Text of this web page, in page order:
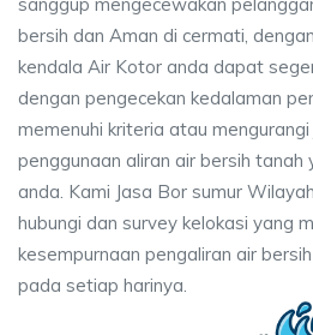
bersih dan Aman di cermati,
kendala Air Kotor anda dapat
dengan pengecekan kedalaman
memenuhi kriteria atau
penggunaan aliran air bersih
anda. Kami Jasa Bor sumur
hubungi dan survey kelokasi yang
kesempurnaan pengaliran air
pada setiap harinya.